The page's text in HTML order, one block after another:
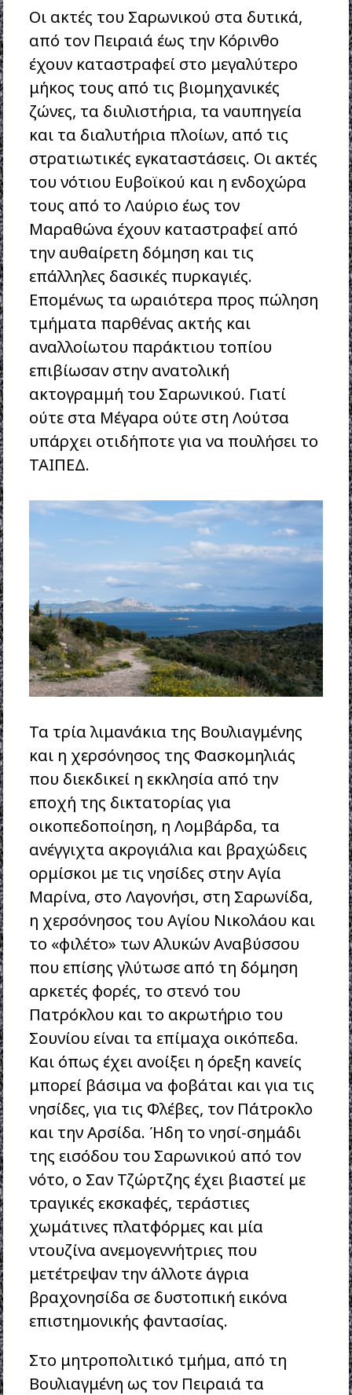
Οι ακτές του Σαρωνικού στα δυτικά,
από τον Πειραιά έως την Κόρινθο
έχουν καταστραφεί στο μεγαλύτερο
μήκος τους από τις βιομηχανικές
ζώνες, τα διυλιστήρια, τα ναυπηγεία
και τα διαλυτήρια πλοίων, από τις
στρατιωτικές εγκαταστάσεις. Οι ακτές
του νότιου Ευβοϊκού και η ενδοχώρα
τους από το Λαύριο έως τον
Μαραθώνα έχουν καταστραφεί από
την αυθαίρετη δόμηση και τις
επάλληλες δασικές πυρκαγιές.
Επομένως τα ωραιότερα προς πώληση
τμήματα παρθένας ακτής και
αναλλοίωτου παράκτιου τοπίου
επιβίωσαν στην ανατολική
ακτογραμμή του Σαρωνικού. Γιατί
ούτε στα Μέγαρα ούτε στη Λούτσα
υπάρχει οτιδήποτε για να πουλήσει το
ΤΑΙΠΕΔ.
Τα τρία λιμανάκια της Βουλιαγμένης
και η χερσόνησος της Φασκομηλιάς
που διεκδικεί η εκκλησία από την
εποχή της δικτατορίας για
οικοπεδοποίηση, η Λομβάρδα, τα
ανέγγιχτα ακρογιάλια και βραχώδεις
ορμίσκοι με τις νησίδες στην Αγία
Μαρίνα, στο Λαγονήσι, στη Σαρωνίδα,
η χερσόνησος του Αγίου Νικολάου και
το «φιλέτο» των Αλυκών Αναβύσσου
που επίσης γλύτωσε από τη δόμηση
αρκετές φορές, το στενό του
Πατρόκλου και το ακρωτήριο του
Σουνίου είναι τα επίμαχα οικόπεδα.
Και όπως έχει ανοίξει η όρεξη κανείς
μπορεί βάσιμα να φοβάται και για τις
νησίδες, για τις Φλέβες, τον Πάτροκλο
και την Αρσίδα. Ήδη το νησί-σημάδι
της εισόδου του Σαρωνικού από τον
νότο, ο Σαν Τζώρτζης έχει βιαστεί με
τραγικές εκσκαφές, τεράστιες
χωμάτινες πλατφόρμες και μία
ντουζίνα ανεμογεννήτριες που
μετέτρεψαν την άλλοτε άγρια
βραχονησίδα σε δυστοπική εικόνα
επιστημονικής φαντασίας.
Στο μητροπολιτικό τμήμα, από τη
Βουλιαγμένη ως τον Πειραιά τα